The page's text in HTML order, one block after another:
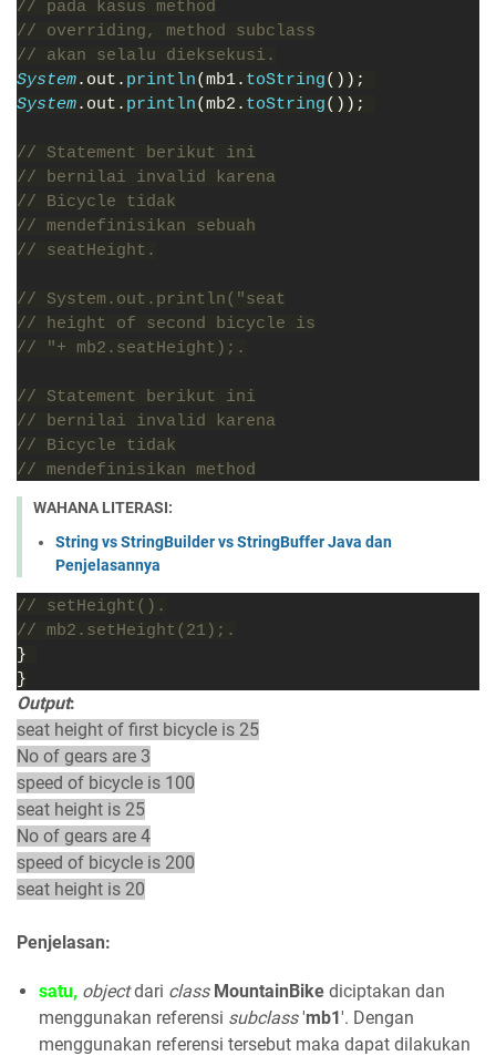
// pada kasus method
// overriding, method subclass
// akan selalu dieksekusi.
System.out. println(mb1. toString());
System.out. println(mb2. toString());
// Statement berikut ini
// bernilai invalid karena
// Bicycle tidak
// mendefinisikan sebuah
// seatHeight.
// System.out.println("seat
// height of second bicycle is
// "+ mb2.seatHeight);.
// Statement berikut ini
// bernilai invalid karena
// Bicycle tidak
// mendefinisikan method
WAHANA LITERASI:
String vs StringBuilder vs StringBuffer Java dan
Penjelasannya
// setHeight().
// mb2.setHeight(21);.
}
}
Output:
seat height of first bicycle is 25
No of gears are 3
speed of bicycle is 100
seat height is 25
No of gears are 4
speed of bicycle is 200
seat height is 20
Penjelasan:
satu, objectdari class MountainBike diciptakan dan
menggunakan referensi subclass'mb1'. Dengan
menggunakan referensi tersebut maka dapat dilakukan